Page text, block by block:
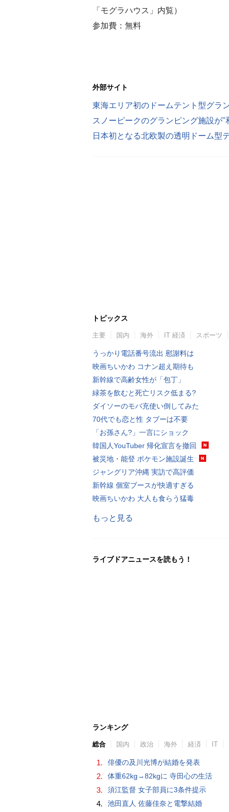
「モグラハウス」内覧）
参加費：無料
外部サイト
トピックス
主要 国内 海外 IT 経済 スポーツ
うっかり電話番号流出 慰謝料は
映画ちいかわ コナン超え期待も
新幹線で高齢女性が「包丁」
緑茶を飲むと死亡リスク低まる?
ダイソーのモバ充使い倒してみた
70代でも恋と性 タブーは不要
「お孫さん?」一言にショック
韓国人YouTuber 帰化宣言を撤回
被災地・能登 ポケモン施設誕生
ジャングリア沖縄 実訪で高評価
新幹線 個室ブースが快適すぎる
映画ちいかわ 大人も食らう猛毒
もっと見る
ライブドアニュースを読もう！
ランキング
総合 国内 政治 海外 経済 IT
1. 俳優の及川光博が結婚を発表
2. 体重62kg→82kgに 寺田心の生活
3. 須江監督 女子部員に3条件提示
4. 池田直人 佐藤佳奈と電撃結婚